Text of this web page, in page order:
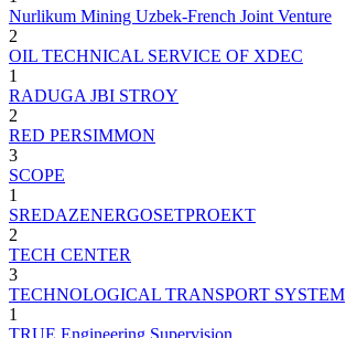
Nurlikum Mining Uzbek-French Joint Venture
2
OIL TECHNICAL SERVICE OF XDEC
1
RADUGA JBI STROY
2
RED PERSIMMON
3
SCOPE
1
SREDAZENERGOSETPROEKT
2
TECH CENTER
3
TECHNOLOGICAL TRANSPORT SYSTEM
1
TRUE Engineering Supervision